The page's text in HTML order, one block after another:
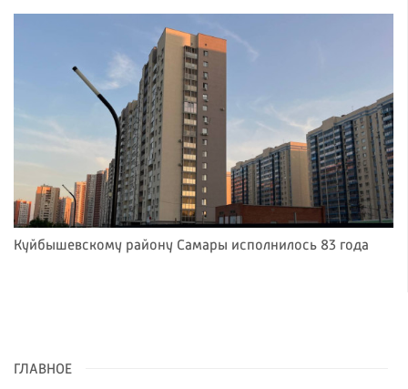
Куйбышевскому району Самары исполнилось 83 года
ГЛАВНОЕ